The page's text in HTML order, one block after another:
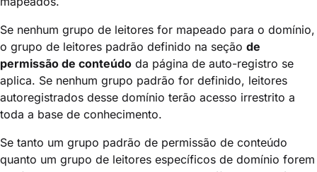
Se nenhum grupo de leitores for mapeado para o domínio,
o grupo de leitores padrão definido na seção de
permissão de conteúdo da página de auto-registro se
aplica. Se nenhum grupo padrão for definido, leitores
autoregistrados desse domínio terão acesso irrestrito a
toda a base de conhecimento.
Se tanto um grupo padrão de permissão de conteúdo
quanto um grupo de leitores específicos de domínio forem